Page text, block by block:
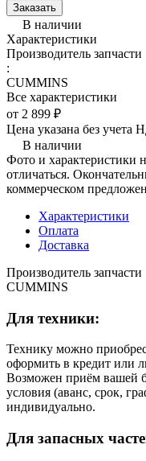
Заказать
В наличии
Характеристики
Производитель запчасти
:
CUMMINS
Все характеристики
от 2 899 ₽
Цена указана без учета
В наличии
Фото и характеристики
отличаться.
коммерческом
Характеристики
Оплата
Доставка
Производитель запчасти
CUMMINS
Для техники:
Технику можно
оформить в кредит или
Возможен приём вашей
условия (аванс, срок,
индивидуально.
Для запасных